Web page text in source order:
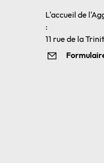
L'accueil de
:
11 rue de la